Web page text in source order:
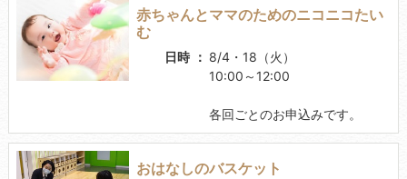
赤ちゃんとママのためのニコニコたい
む
日時
8/4・18（火）
10:00～12:00
各回ごとのお申込みです。
おはなしのバスケット